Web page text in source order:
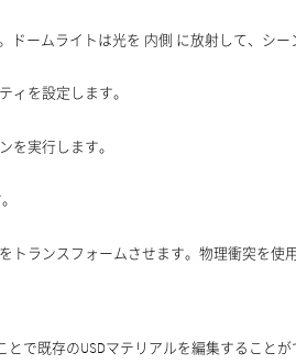
ドームライトは光を 内側 に放射して、シ
ィを設定します。
を実行します。
トランスフォームさせます。物理衝突を使
で既存のUSDマテリアルを編集すること